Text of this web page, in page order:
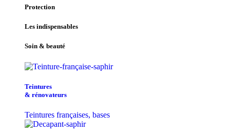
Protection
Les indispensables
Soin & beauté
Teintu​res
& r​é​novateurs
Teintures françaises, bases